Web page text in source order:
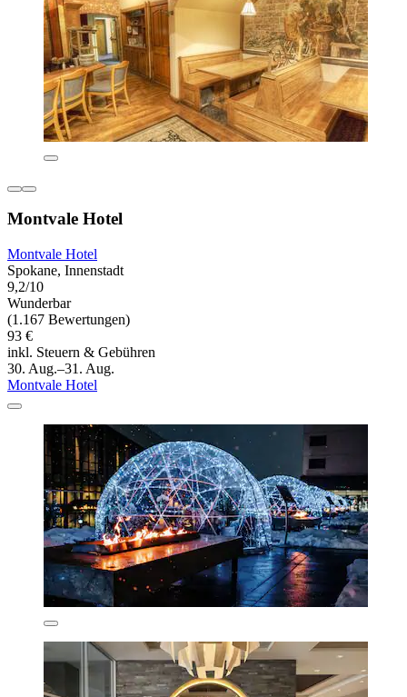
Montvale Hotel
Montvale Hotel
Spokane, Innenstadt
9,2/10
Wunderbar
(1.167 Bewertungen)
93 €
inkl. Steuern & Gebühren
30. Aug.–31. Aug.
Montvale Hotel